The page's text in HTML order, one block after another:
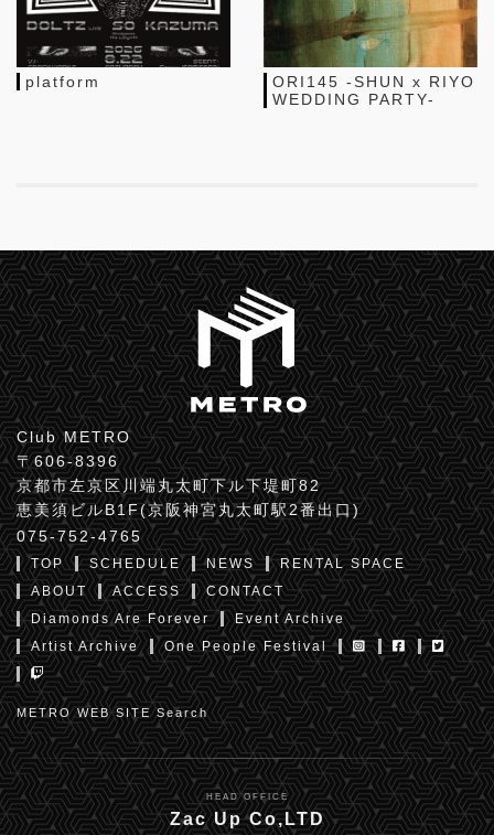
platform
ORI145 -SHUN x RIYO
WEDDING PARTY-
Club METRO
〒606-8396
京都市左京区川端丸太町下ル下堤町82
恵美須ビルB1F(京阪神宮丸太町駅2番出口)
075-752-4765
TOP SCHEDULE NEWS
RENTAL SPACE
ABOUT
ACCESS
CONTACT
Diamonds Are Forever
Event Archive
Artist Archive
One People Festival
METRO WEB SITE Search
HEAD OFFICE
Zac Up Co,LTD